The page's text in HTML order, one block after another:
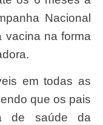
Nacional
vacina na forma
que os pais
de saúde da